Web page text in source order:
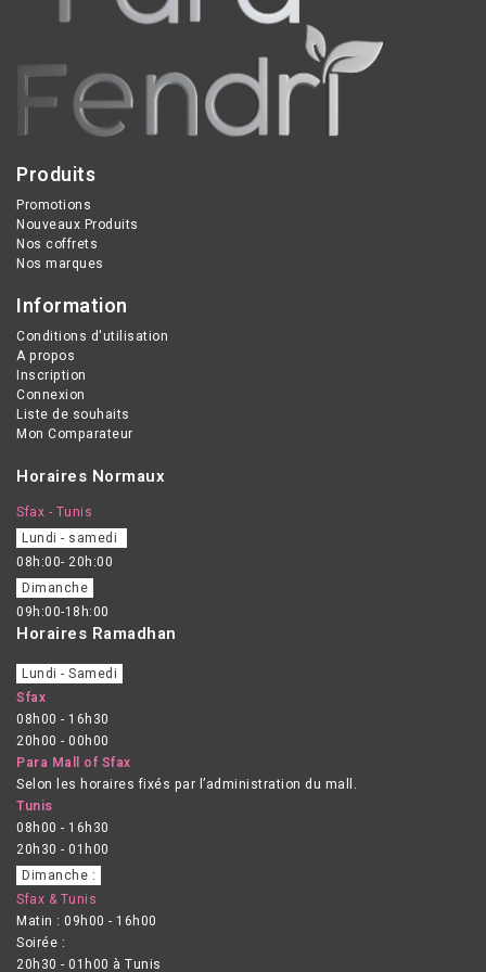
durablement l’épiderme.
naissance.
Produits
Promotions
Nouveaux Produits
Nos coffrets
Nos marques
Information
Conditions d'utilisation
A propos
Inscription
Connexion
Liste de souhaits
Mon Comparateur
Horaires Normaux
Sfax - Tunis
Lundi - samedi
08h:00- 20h:00
Dimanche
09h:00-18h:00
Horaires Ramadhan
Lundi - Samedi
Sfax
08h00 - 16h30
20h00 - 00h00
Para Mall of Sfax
Selon les horaires fixés par l’administration du mall.
Tunis
08h00 - 16h30
20h30 - 01h00
Dimanche :
Sfax & Tunis
Matin : 09h00 - 16h00
Soirée :
20h30 - 01h00 à Tunis